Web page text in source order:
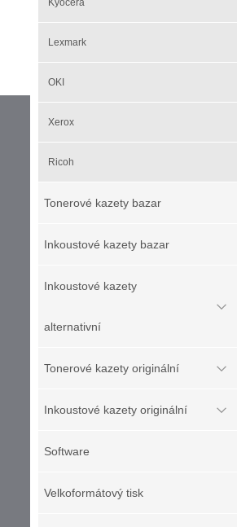
Kyocera
Lexmark
OKI
Xerox
Ricoh
Tonerové kazety bazar
Inkoustové kazety bazar
Inkoustové kazety
alternativní
Tonerové kazety originální
Inkoustové kazety originální
Software
Velkoformátový tisk